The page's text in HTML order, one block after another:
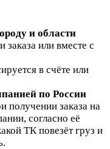
и области
или вместе с
в счёте или
по России
получении заказа на
согласно её
ТК повезёт груз и